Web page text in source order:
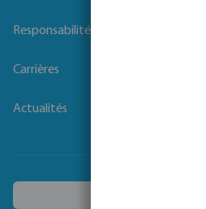
Responsabilité sociale des entreprises
Carrières
Actualités